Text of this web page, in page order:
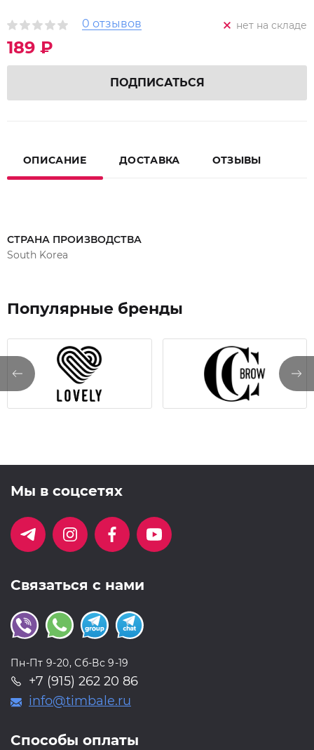
0 отзывов нет на складе
189 ₽
ПОДПИСАТЬСЯ
ОПИСАНИЕ ДОСТАВКА ОТЗЫВЫ
СТРАНА ПРОИЗВОДСТВА
South Korea
Популярные бренды
Мы в соцсетях
Связаться с нами
Пн-Пт 9-20, Сб-Вс 9-19
+7 (915) 262 20 86
info@timbale.ru
Способы оплаты